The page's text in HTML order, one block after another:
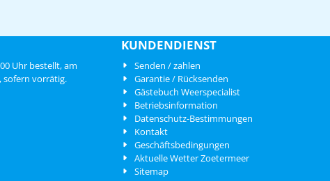
Uhr bestellt, am
sofern vorrätig.
KUNDENDIENST
Senden / zahlen
Garantie / Rücksenden
Gästebuch Weerspecialist
Betriebsinformation
Datenschutz-Bestimmungen
Kontakt
Geschäftsbedingungen
Aktuelle Wetter Zoetermeer
Sitemap